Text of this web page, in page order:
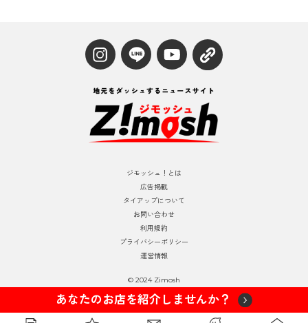
ジモッシュ！とは
広告掲載
タイアップについて
お問い合わせ
利用規約
プライバシーポリシー
運営情報
© 2024 Zimosh
あなたのお店を紹介しませんか？